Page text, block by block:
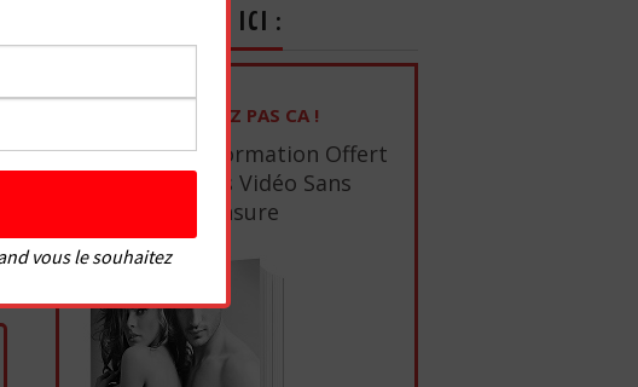
INSCRIVEZ-VOUS ICI :
NE RATEZ PAS CA !
1 Ebook De Formation Offert
+ 10 Tutos Vidéo Sans
Censure
vous le souhaitez